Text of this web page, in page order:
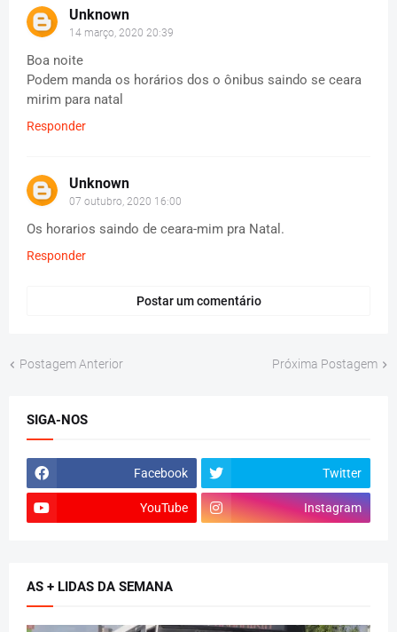
Unknown
14 março, 2020 20:39
Boa noite
Podem manda os horários dos o ônibus saindo se ceara
mirim para natal
Responder
Unknown
07 outubro, 2020 16:00
Os horarios saindo de ceara-mim pra Natal.
Responder
Postar um comentário
Postagem Anterior Próxima Postagem
SIGA-NOS
Facebook Twitter
YouTube Instagram
AS + LIDAS DA SEMANA